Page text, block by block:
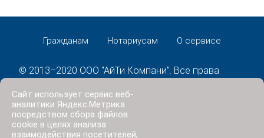
Гражданам Нотариусам О сервисе
© 2013–2020 ООО "АйТи Компани". Все права
Политика конфиденциальности
Сайт использует сервис веб-
аналитики Яндекс.Метрика
посредством сбора файлов
cookie в целях анализа
взаимодействия посетителей,